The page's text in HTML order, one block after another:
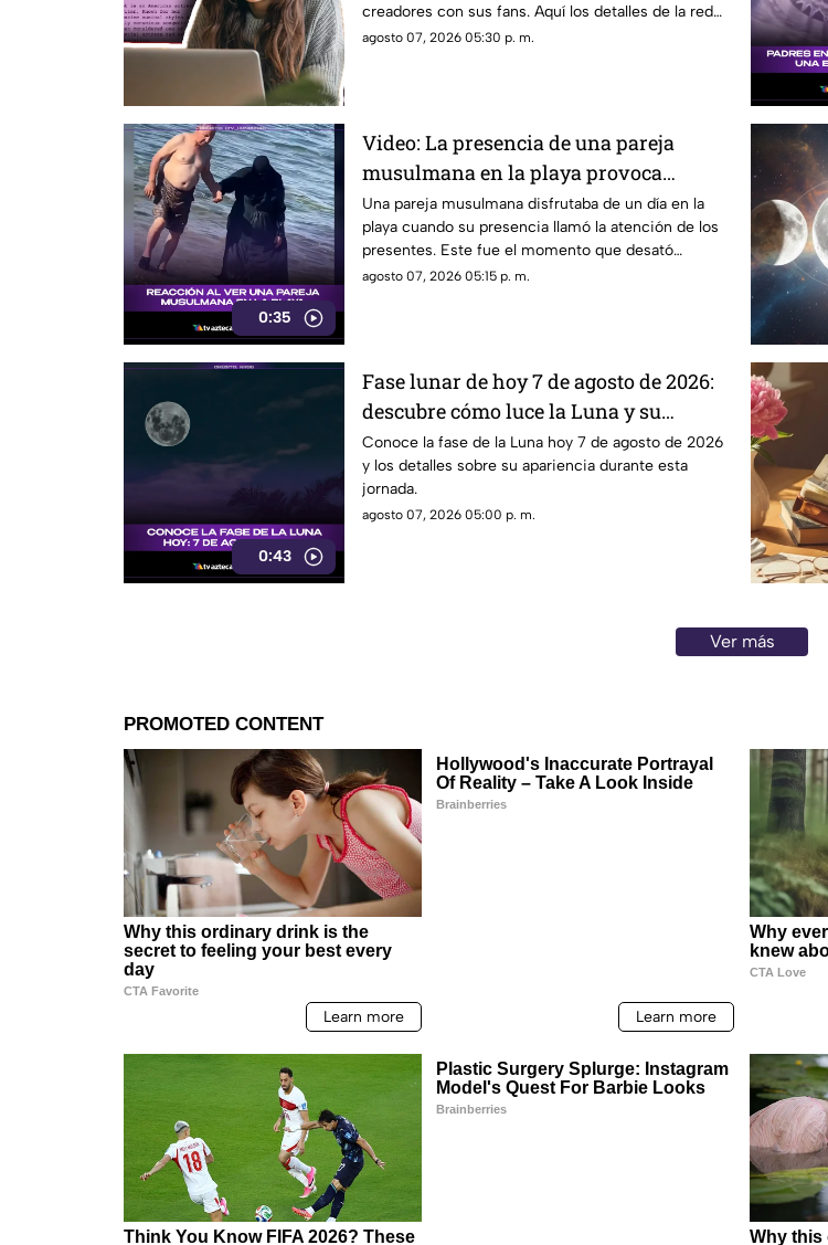
creadores con sus fans. Aquí los detalles de la red
social.
agosto 07, 2026 05:30 p. m.
0:35
Video: La presencia de una pareja
musulmana en la playa provoca
reacciones
Una pareja musulmana disfrutaba de un día en la
playa cuando su presencia llamó la atención de los
presentes. Este fue el momento que desató
diversas reacciones entre quienes se encontraban
agosto 07, 2026 05:15 p. m.
0:43
Fase lunar de hoy 7 de agosto de 2026:
descubre cómo luce la Luna y su
significado
Conoce la fase de la Luna hoy 7 de agosto de 2026
y los detalles sobre su apariencia durante esta
jornada.
agosto 07, 2026 05:00 p. m.
Ver más